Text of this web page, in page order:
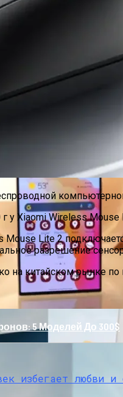
5 Моделей До 300$
MSI 2023 Года:
5 Моделей До 300$
Учат
у Xiaomi Wireless Mouse
Mouse Lite 2
разрешение
на китайском рынке